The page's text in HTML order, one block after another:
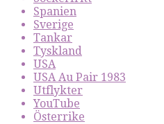
Spanien
Sverige
Tankar
Tyskland
USA
USA Au Pair 1983
Utflykter
YouTube
Österrike